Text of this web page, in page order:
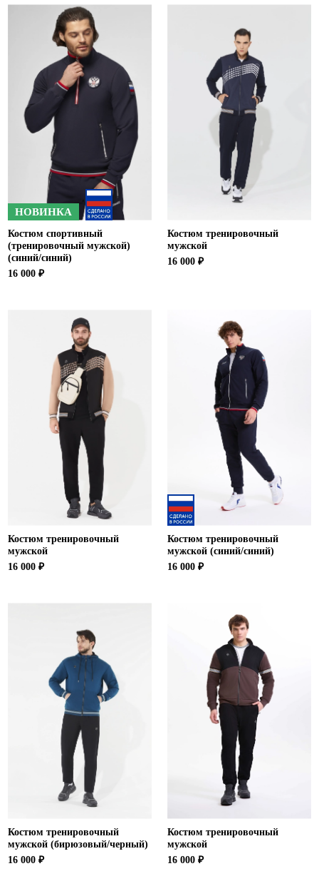
НОВИНКА
Костюм спортивный
(тренировочный мужской)
(синий/синий)
16 000 ₽
Костюм тренировочный
мужской
16 000 ₽
Костюм тренировочный
мужской
16 000 ₽
Костюм тренировочный
мужской (синий/синий)
16 000 ₽
Костюм тренировочный
мужской (бирюзовый/черный)
16 000 ₽
Костюм тренировочный
мужской
16 000 ₽